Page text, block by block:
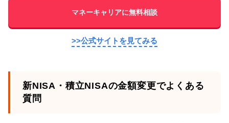
マネーキャリアに無料相談
>>公式サイトを見てみる
新NISA・積立NISAの金額変更でよくある
質問